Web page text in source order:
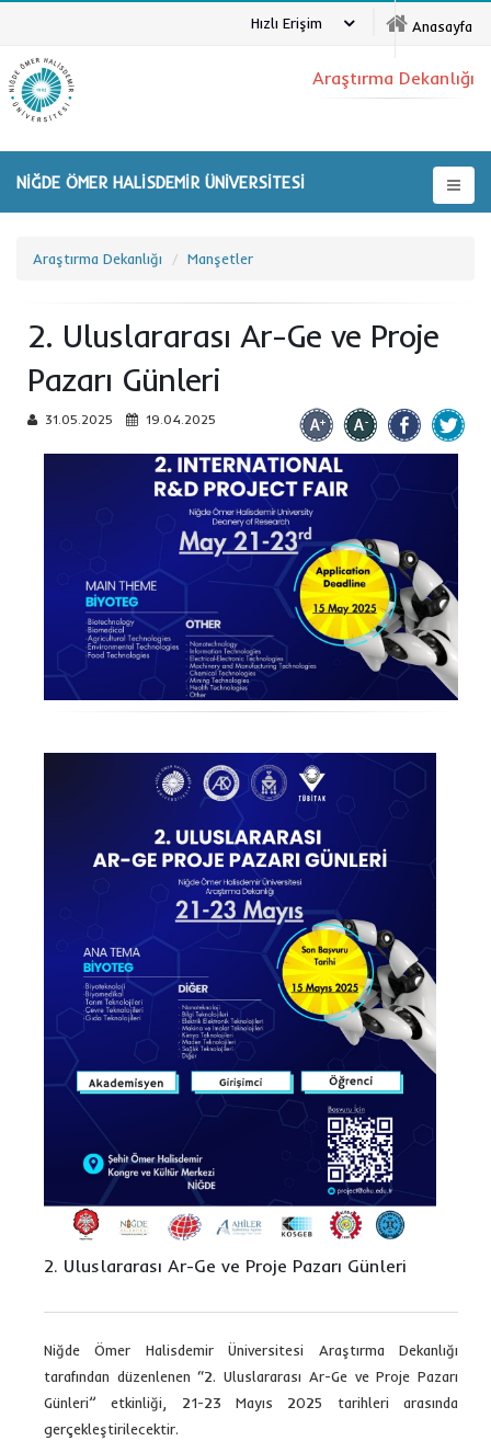
Anasayfa
Hızlı Erişim
NİĞDE ÖMER HALİSDEMİR ÜNİVERSİTESİ
Araştırma Dekanlığı
Araştırma Dekanlığı Manşetler
2. Uluslararası Ar-Ge ve Proje
Pazarı Günleri
31.05.2025 19.04.2025
2. Uluslararası Ar-Ge ve Proje Pazarı Günleri
Niğde Ömer Halisdemir Üniversitesi Araştırma Dekanlığı
tarafından düzenlenen “2. Uluslararası Ar-Ge ve Proje Pazarı
Günleri” etkinliği, 21-23 Mayıs 2025 tarihleri arasında
gerçekleştirilecektir.